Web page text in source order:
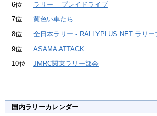
6位
ラリー – プレイドライブ
7位
黄色い車たち
8位
全日本ラリー - RALLYPLUS.NET ラリー
9位
ASAMA ATTACK
10位
JMRC関東ラリー部会
国内ラリーカレンダー